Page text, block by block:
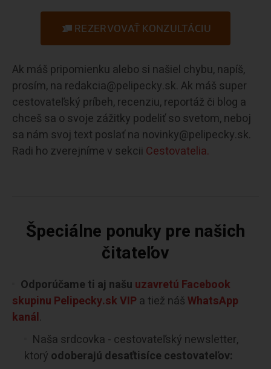
REZERVOVAŤ KONZULTÁCIU
Ak máš pripomienku alebo si našiel chybu, napíš,
prosím, na redakcia@pelipecky.sk. Ak máš super
cestovateľský príbeh, recenziu, reportáž či blog a
chceš sa o svoje zážitky podeliť so svetom, neboj
sa nám svoj text poslať na novinky@pelipecky.sk.
Radi ho zverejníme v sekcii Cestovatelia.
Špeciálne ponuky pre našich
čitateľov
Odporúčame ti aj našu uzavretú Facebook
skupinu Pelipecky.sk VIP a tiež nášWhatsApp
kanál.
Naša srdcovka - cestovateľský newsletter,
ktorý odoberajú desaťtisíce cestovateľov: